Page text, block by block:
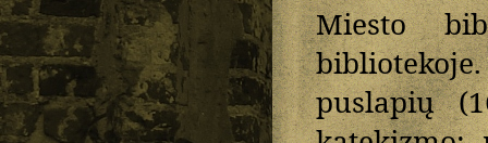
Miesto
puslapių